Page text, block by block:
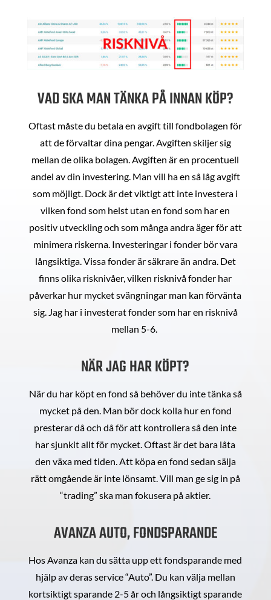
VAD SKA MAN TÄNKA PÅ INNAN KÖP?
Oftast måste du betala en avgift till fondbolagen för
att de förvaltar dina pengar. Avgiften skiljer sig
mellan de olika bolagen. Avgiften är en procentuell
andel av din investering. Man vill ha en så låg avgift
som möjligt. Dock är det viktigt att inte investera i
vilken fond som helst utan en fond som har en
positiv utveckling och som många andra äger för att
minimera riskerna. Investeringar i fonder bör vara
långsiktiga. Vissa fonder är säkrare än andra. Det
finns olika risknivåer, vilken risknivå fonder har
påverkar hur mycket svängningar man kan förvänta
sig. Jag har i investerat fonder som har en risknivå
mellan 5-6.
NÄR JAG HAR KÖPT?
När du har köpt en fond så behöver du inte tänka så
mycket på den. Man bör dock kolla hur en fond
presterar då och då för att kontrollera så den inte
har sjunkit allt för mycket. Oftast är det bara låta
den växa med tiden. Att köpa en fond sedan sälja
rätt omgående är inte lönsamt. Vill man ge sig in på
“trading” ska man fokusera på aktier.
AVANZA AUTO, FONDSPARANDE
Hos Avanza kan du sätta upp ett fondsparande med
hjälp av deras service “Auto”. Du kan välja mellan
kortsiktigt sparande 2-5 år och långsiktigt sparande